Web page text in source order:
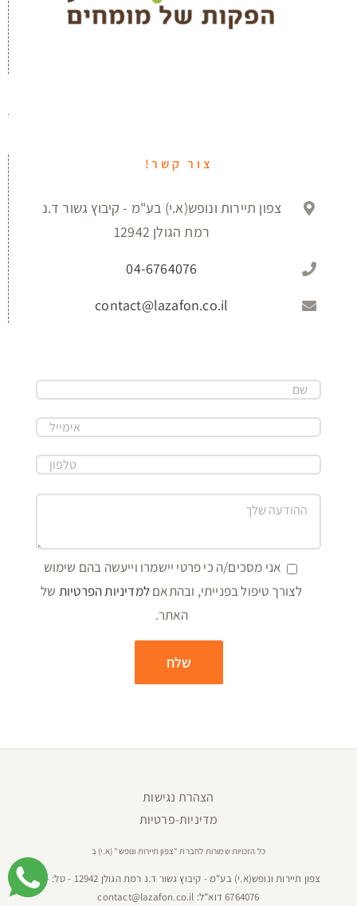
צור קשר!
צפון תיירות ונופש(א.י) בע"מ - קיבוץ גשור ד.נ
רמת הגולן 12942
04-6764076
contact@lazafon.co.il
אני מסכים/ה כי פרטי יישמרו וייעשה בהם שימוש
לצורך טיפול בפנייתי, ובהתאםלמדיניות הפרטיות של
האתר.
הצהרת נגישות
מדיניות-פרטיות
כל הזכויות שמורות לחברת "צפון תיירות ונופש" (א.י) ב
צפון תיירות ונופש(א.י) בע"מ - קיבוץ גשור ד.נ רמת הגולן 12942 - טל:
04-
6764076דוא"ל: contact@lazafon.co.il